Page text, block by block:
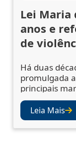
Lei Maria
anos e
de
Há duas
promulgada
principais
gênero no
mecanismos
vítimas e
também
instituições
aos sinais
Leia Mais